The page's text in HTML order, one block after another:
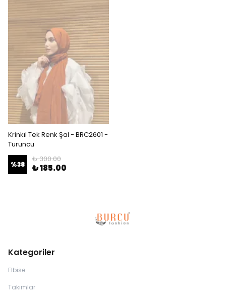
Krinkıl Tek Renk Şal - BRC2601 -
Turuncu
%38
₺ 300.00
₺ 185.00
Kategoriler
Elbise
Takımlar